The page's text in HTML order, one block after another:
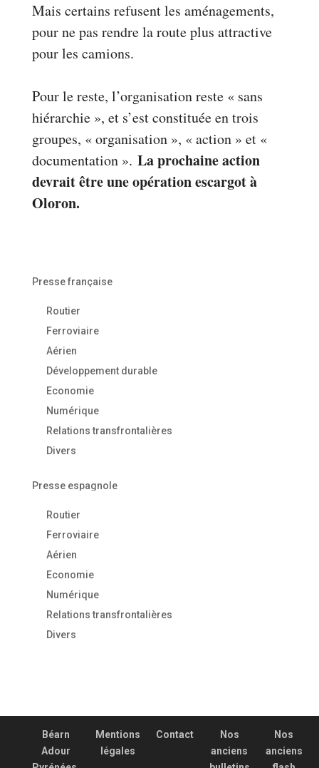
Mais certains refusent les aménagements,
pour ne pas rendre la route plus attractive
pour les camions.
Pour le reste, l’organisation reste « sans
hiérarchie », et s’est constituée en trois
groupes, « organisation », « action » et «
documentation ». La prochaine action
devrait être une opération escargot à
Oloron.
Presse française
Routier
Ferroviaire
Aérien
Développement durable
Economie
Numérique
Relations transfrontalières
Divers
Presse espagnole
Routier
Ferroviaire
Aérien
Economie
Numérique
Relations transfrontalières
Divers
Béarn
Adour
Mentions
légales
Contact
Nos
anciens
Nos
anciens